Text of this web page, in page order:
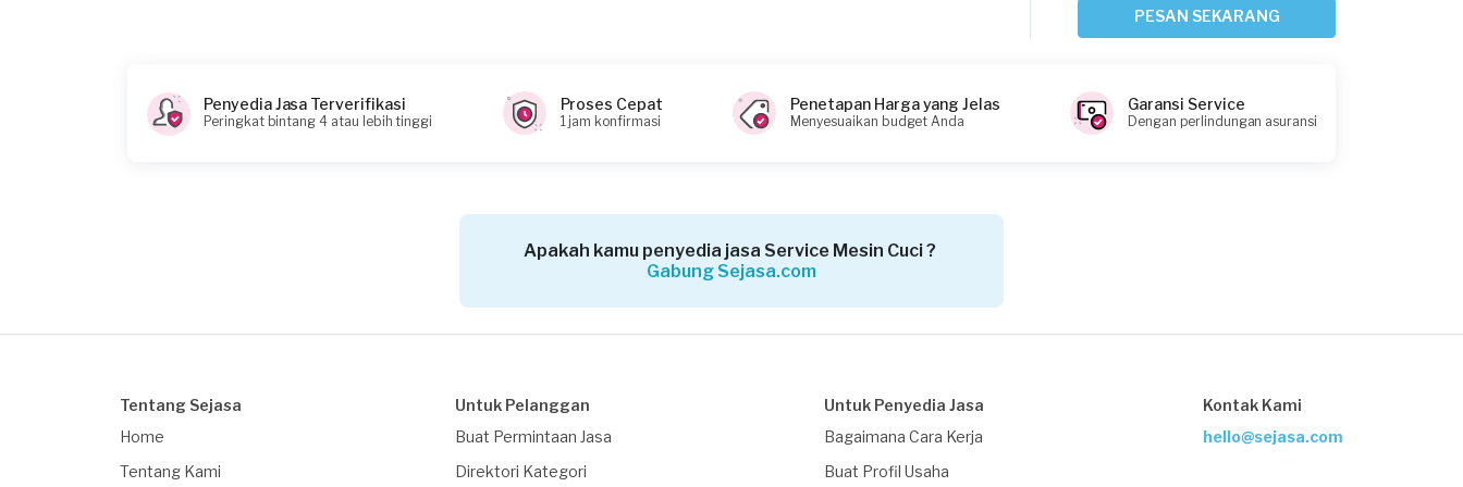
Sekitar 20 jam yang lalu
Sekitar 20 jam yang lalu
Mesin Cuci
Depok, Jawa Barat
PESAN SEKARANG
Penyedia Jasa Terverifikasi
Peringkat bintang 4 atau lebih tinggi
Proses Cepat
1 jam konfirmasi
Penetapan Harga yang Jelas
Menyesuaikan budget Anda
Garansi Service
Dengan perlindungan asuransi
Apakah kamu penyedia jasa Service Mesin Cuci ?
Gabung Sejasa.com
Tentang Sejasa
Home
Tentang Kami
Untuk Pelanggan
Buat Permintaan Jasa
Direktori Kategori
Untuk Penyedia Jasa
Bagaimana Cara Kerja
Buat Profil Usaha
Kontak Kami
hello@sejasa.com